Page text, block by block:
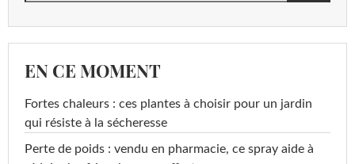
EN CE MOMENT
Fortes chaleurs : ces plantes à choisir pour un jardin
qui résiste à la sécheresse
Perte de poids : vendu en pharmacie, ce spray aide à